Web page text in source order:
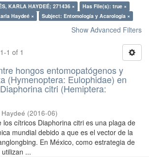
KARLA HAYDEÉ; 271436 ×
Has File(s): true ×
Haydeé ×
Subject: Entomología y Acarología ×
Show Advanced Filters
1 of 1
hongos entomopatógenos y
(Hymenoptera: Eulophidae) en
citri (Hemiptera:
(2016-06)
los cítricos Diaphorina citri es una plaga de
mundial debido a que es el vector de la
En México, como estrategia de
...